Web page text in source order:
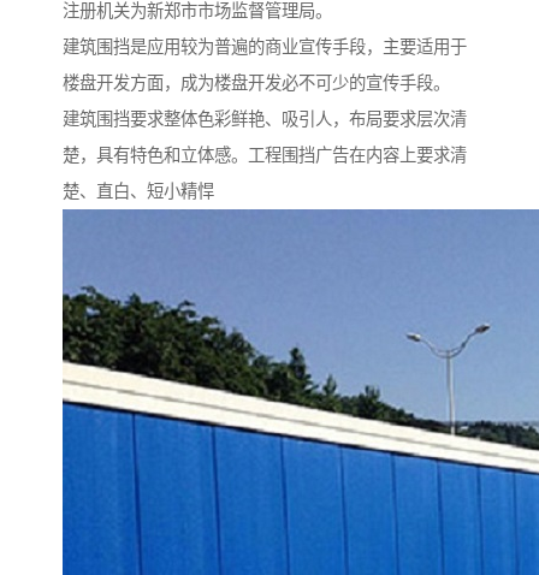
注册机关为新郑市市场监督管理局。
建筑围挡是应用较为普遍的商业宣传手段，主要适用于
楼盘开发方面，成为楼盘开发必不可少的宣传手段。
建筑围挡要求整体色彩鲜艳、吸引人，布局要求层次清
楚，具有特色和立体感。工程围挡广告在内容上要求清
楚、直白、短小精悍